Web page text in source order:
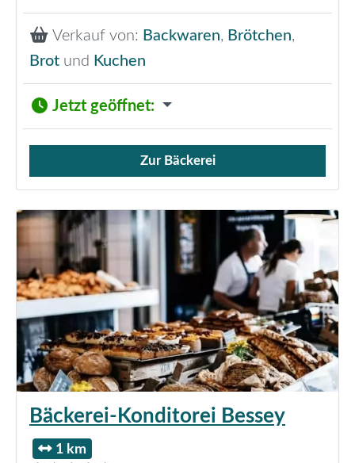
Verkauf von: Backwaren, Brötchen,
Brot und Kuchen
Jetzt geöffnet:
Verkauf von Brötchen,
Zur Bäckerei
Bäckerei-Konditorei Bessey
1 km